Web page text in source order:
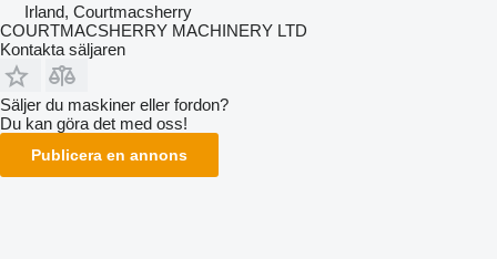
Irland, Courtmacsherry
COURTMACSHERRY MACHINERY LTD
Kontakta säljaren
Säljer du maskiner eller fordon?
Du kan göra det med oss!
Publicera en annons